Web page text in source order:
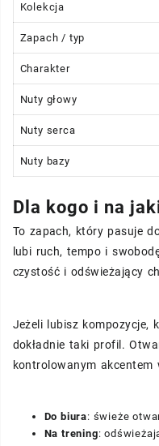
Kolekcja
Zapach / typ
Charakter
Nuty głowy
Nuty serca
Nuty bazy
Dla kogo i na
To zapach, który pasuje
lubi ruch, tempo i
czystość i odświeżający
Jeżeli lubisz kompozycje,
dokładnie taki profil.
kontrolowanym akcentem
Do biura: świeże
Na trening: